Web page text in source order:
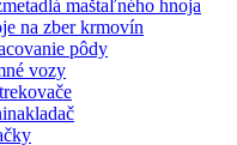
maštaľného hnoja
na zber krmovín
pôdy
vozy